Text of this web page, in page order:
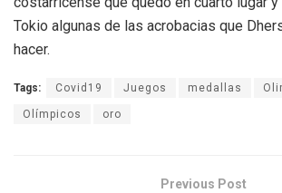
Tokio algunas de las acrobacias que
hacer.
Tags: Covid19 Juegos medallas
Olímpicos oro
Previous Post